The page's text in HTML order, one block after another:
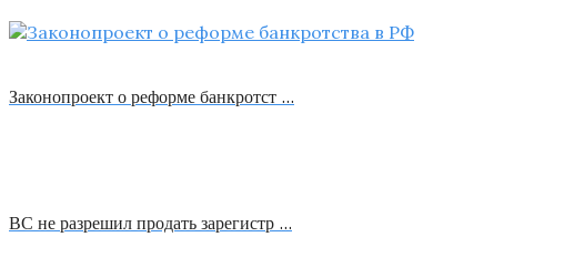
Законопроект о реформе банкротст …
ВС не разрешил продать зарегистр …